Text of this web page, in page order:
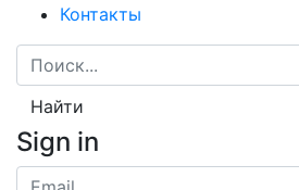
Контакты
Найти
Sign in